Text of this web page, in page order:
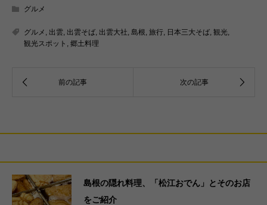
グルメ
グルメ 出雲 出雲そば 出雲大社 島根 旅行 日本三大そば 観光
観光スポット
郷土料理
島根の隠れ料理、「松江おでん」とそのお店
をご紹介